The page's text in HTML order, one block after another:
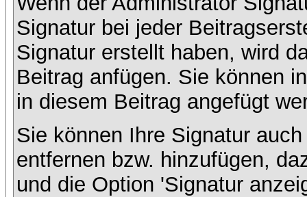
Signatur bei jeder
Signatur erstellt haben, wird
Beitrag anfügen. Sie können
in diesem Beitrag angefügt
Sie können Ihre Signatur
entfernen bzw. hinzufügen,
und die Option 'Signatur